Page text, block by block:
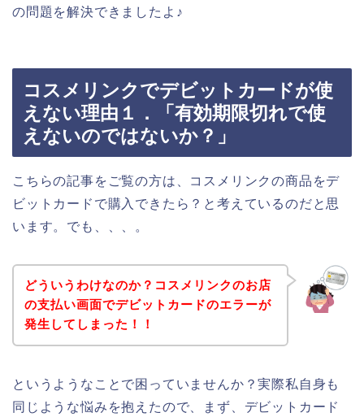
の問題を解決できましたよ♪
コスメリンクでデビットカードが使
えない理由１．「有効期限切れで使
えないのではないか？」
こちらの記事をご覧の方は、コスメリンクの商品をデ
ビットカードで購入できたら？と考えているのだと思
います。でも、、、。
どういうわけなのか？コスメリンクのお店
の支払い画面でデビットカードのエラーが
発生してしまった！！
というようなことで困っていませんか？実際私自身も
同じような悩みを抱えたので、まず、デビットカード